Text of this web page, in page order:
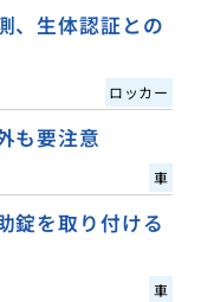
、生体認証との
ロッカー
も要注意
車
錠を取り付ける
車